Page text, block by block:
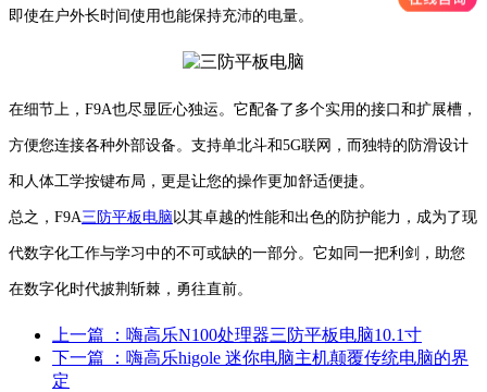
即使在户外长时间使用也能保持充沛的电量。
在细节上，F9A也尽显匠心独运。它配备了多个实用的接口和扩展槽，
方便您连接各种外部设备。支持单北斗和5G联网，而独特的防滑设计
和人体工学按键布局，更是让您的操作更加舒适便捷。
总之，F9A三防平板电脑以其卓越的性能和出色的防护能力，成为了现
代数字化工作与学习中的不可或缺的一部分。它如同一把利剑，助您
在数字化时代披荆斩棘，勇往直前。
上一篇
：​嗨高乐N100处理器三防平板电脑10.1寸
下一篇
：嗨高乐higole 迷你电脑主机颠覆传统电脑的界
定